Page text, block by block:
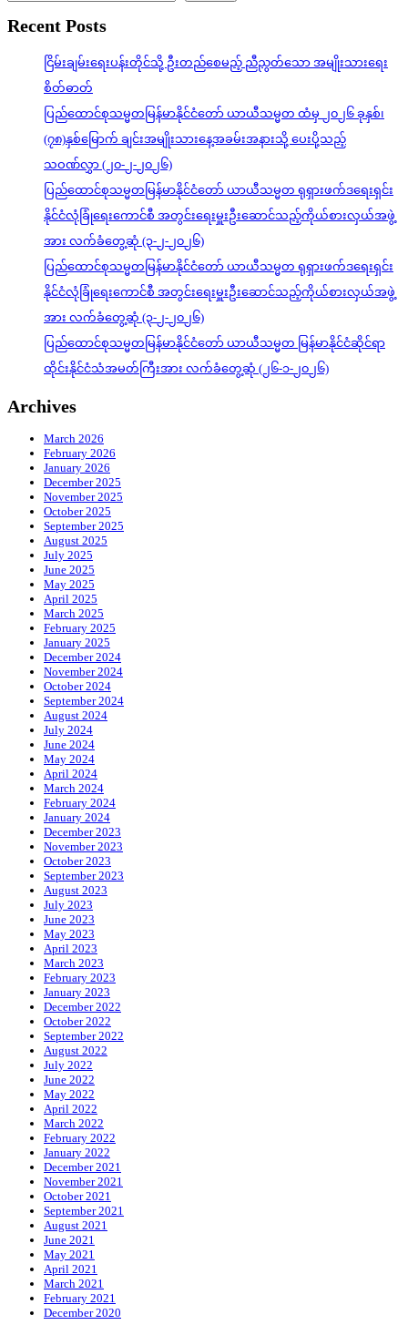
Recent Posts
ငြိမ်းချမ်းရေးပန်းတိုင်သို့ ဦးတည်စေမည့် ညီညွတ်သော အမျိုးသားရေး
စိတ်ဓာတ်
ပြည်ထောင်စုသမ္မတမြန်မာနိုင်ငံတော် ယာယီသမ္မတ ထံမှ ၂၀၂၆ ခုနှစ်၊
(၇၈)နှစ်မြောက် ချင်းအမျိုးသားနေ့အခမ်းအနားသို့ ပေးပို့သည့်
သဝဏ်လွှာ (၂၀-၂-၂၀၂၆)
ပြည်ထောင်စုသမ္မတမြန်မာနိုင်ငံတော် ယာယီသမ္မတ ရုရှားဖက်ဒရေးရှင်း
နိုင်ငံလုံခြုံရေးကောင်စီ အတွင်းရေးမှူးဦးဆောင်သည့်ကိုယ်စားလှယ်အဖွဲ့
အား လက်ခံတွေ့ဆုံ (၃-၂-၂၀၂၆)
ပြည်ထောင်စုသမ္မတမြန်မာနိုင်ငံတော် ယာယီသမ္မတ ရုရှားဖက်ဒရေးရှင်း
နိုင်ငံလုံခြုံရေးကောင်စီ အတွင်းရေးမှူးဦးဆောင်သည့်ကိုယ်စားလှယ်အဖွဲ့
အား လက်ခံတွေ့ဆုံ (၃-၂-၂၀၂၆)
ပြည်ထောင်စုသမ္မတမြန်မာနိုင်ငံတော် ယာယီသမ္မတ မြန်မာနိုင်ငံဆိုင်ရာ
ထိုင်းနိုင်ငံသံအမတ်ကြီးအား လက်ခံတွေ့ဆုံ (၂၆-၁-၂၀၂၆)
Archives
March 2026
February 2026
January 2026
December 2025
November 2025
October 2025
September 2025
August 2025
July 2025
June 2025
May 2025
April 2025
March 2025
February 2025
January 2025
December 2024
November 2024
October 2024
September 2024
August 2024
July 2024
June 2024
May 2024
April 2024
March 2024
February 2024
January 2024
December 2023
November 2023
October 2023
September 2023
August 2023
July 2023
June 2023
May 2023
April 2023
March 2023
February 2023
January 2023
December 2022
October 2022
September 2022
August 2022
July 2022
June 2022
May 2022
April 2022
March 2022
February 2022
January 2022
December 2021
November 2021
October 2021
September 2021
August 2021
June 2021
May 2021
April 2021
March 2021
February 2021
December 2020